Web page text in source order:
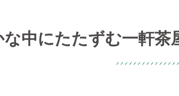
な中にたたずむ一軒